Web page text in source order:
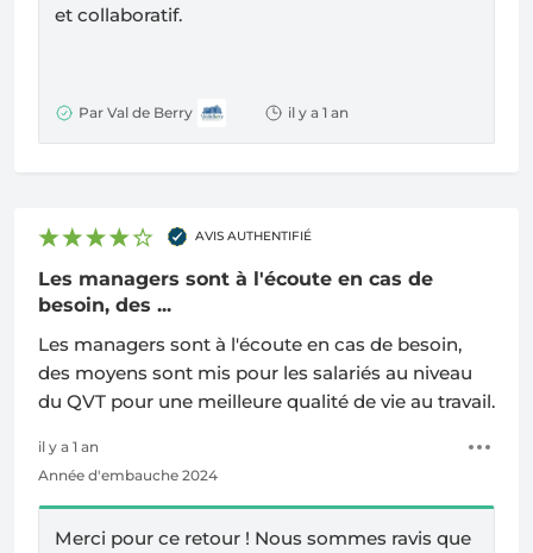
et collaboratif.
Par Val de Berry il y a 1 an
AVIS AUTHENTIFIÉ
Les managers sont à l'écoute en cas de
besoin, des ...
Les managers sont à l'écoute en cas de besoin,
des moyens sont mis pour les salariés au niveau
du QVT pour une meilleure qualité de vie au travail.
il y a 1 an
Année d'embauche 2024
Merci pour ce retour ! Nous sommes ravis que